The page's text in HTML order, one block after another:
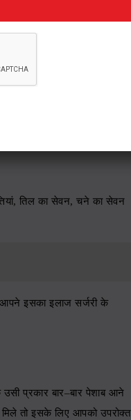
से जरूर ले।
, तिल का सेवन, चने का सेवन
इसका इलाज सर्जरी के
प्रकार बार–बार पेशाब आने
तो इसके लिए आपको उपरोक्त